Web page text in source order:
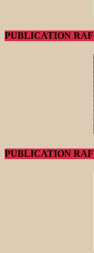
PUBLICATION
PUBLICATION